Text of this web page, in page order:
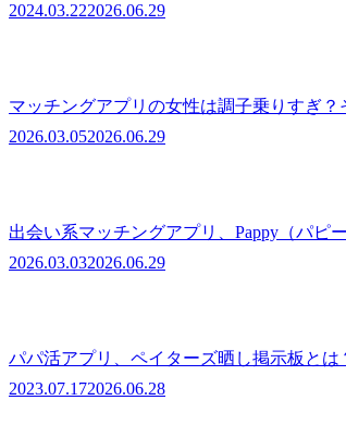
2024.03.222026.06.29
マッチングアプリの女性は調子乗りすぎ
2026.03.052026.06.29
出会い系マッチングアプリ、Pappy（パピ
2026.03.032026.06.29
パパ活アプリ、ペイターズ晒し掲示板と
2023.07.172026.06.28